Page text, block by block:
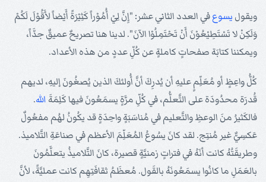
ويقول يسوعفي العدد الثاني عشر: "إِنَّ لِيْ أُمُوْراً كَثِيْرَةً أَيْضاً لأَقُوْلَ لَكُمْ
وَلَكِنْ لا تَسْتَطِيْعُوْنَ أَنْ تَحْتَمِلُوْا الآنَ". لدينا هنا تصريحٌ عميقٌ جدَّاً،
ويمكننا كتابَة صفحاتٍ كاملةٍ عن كُلِّ عددٍ من هذه الأعداد.
كُلُّ واعِظٍ أو مُعَلِّمٍ عليهِ أن يُدرِكَ أنَّ أُولئكَ الذين يُصغُونَ إليهِ، لديهم
قُدرَة محدُودَة على التَّعلُّم، في كُلِّ مرَّةٍ يسمَعُونَ فيها كَلِمَةَ الله.
فالكَثيرُ منَ الوعظِ والتَّعليم في مُناسَبَةٍ واحِدَةٍ قد يكُونُ لهُم مفعُولٌ
عَكسِيٌّ غير مُنتِج. لقد كانَ يسُوعُ المُعَلِّمَ الأعظم في صناعَةِ التَّلاميذ.
وطريقَتُهُ كانت أنَهُ في فتراتٍ زمنيَّةٍ قصيرة، كانَ التَّلاميذُ يتعلَّمُونَ
بالعَمَلِ ما كانُوا يسمَعُونَهُ بالقَول. مُعظَمُ ثقافَتِهِم كانت عمليَّةً، لأنَّ